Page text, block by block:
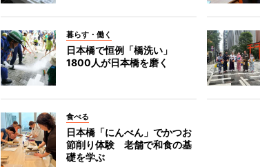
暮らす・働く
日本橋で恒例「橋洗い」
1800人が日本橋を磨く
食べる
日本橋「にんべん」でかつお
節削り体験 老舗で和食の基
礎を学ぶ